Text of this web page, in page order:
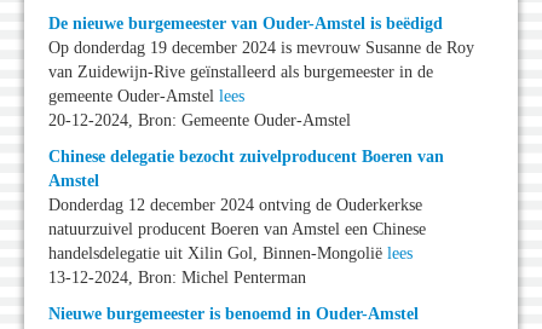
De nieuwe burgemeester van Ouder-Amstel is beëdigd
Op donderdag 19 december 2024 is mevrouw Susanne de Roy
van Zuidewijn-Rive geïnstalleerd als burgemeester in de
gemeente Ouder-Amstel lees
20-12-2024, Bron: Gemeente Ouder-Amstel
Chinese delegatie bezocht zuivelproducent Boeren van
Amstel
Donderdag 12 december 2024 ontving de Ouderkerkse
natuurzuivel producent Boeren van Amstel een Chinese
handelsdelegatie uit Xilin Gol, Binnen-Mongolië lees
13-12-2024, Bron: Michel Penterman
Nieuwe burgemeester is benoemd in Ouder-Amstel